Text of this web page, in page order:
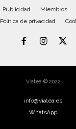
Publicidad Miembros
Política de privacidad
Viatea © 2022
info@viatea.es
WhatsApp